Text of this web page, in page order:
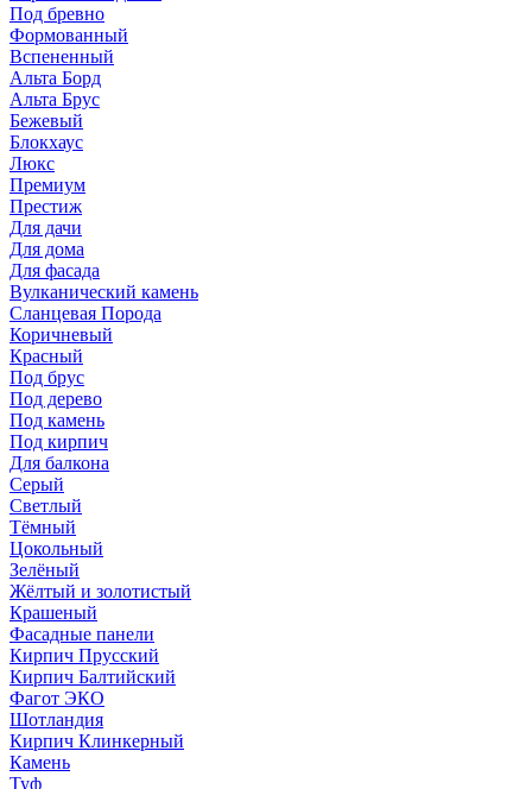
Под бревно
Формованный
Вспененный
Альта Борд
Альта Брус
Бежевый
Блокхаус
Люкс
Премиум
Престиж
Для дачи
Для дома
Для фасада
Вулканический камень
Сланцевая Порода
Коричневый
Красный
Под брус
Под дерево
Под камень
Под кирпич
Для балкона
Серый
Светлый
Тёмный
Цокольный
Зелёный
Жёлтый и золотистый
Крашеный
Фасадные панели
Кирпич Прусский
Кирпич Балтийский
Фагот ЭКО
Шотландия
Кирпич Клинкерный
Камень
Туф